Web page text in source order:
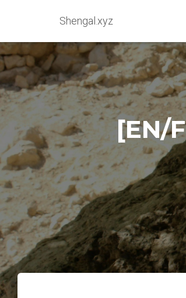
Shengal.xyz
[EN/